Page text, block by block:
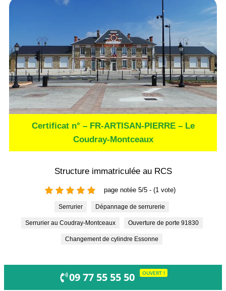
Certificat n° – FR-ARTISAN-PIERRE – Le
Coudray-Montceaux
Structure immatriculée au RCS
page notée 5/5 - (1 vote)
Serrurier Dépannage de serrurerie
Serrurier au Coudray-Montceaux Ouverture de porte 91830
Changement de cylindre Essonne
09 77 55 55 50 OUVERT !